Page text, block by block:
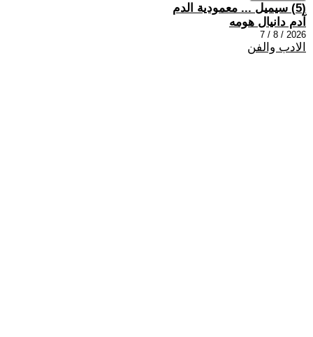
(5) سيميل ... معمودية الدم
آدم دانيال هومه
2026 / 8 / 7
الادب والفن